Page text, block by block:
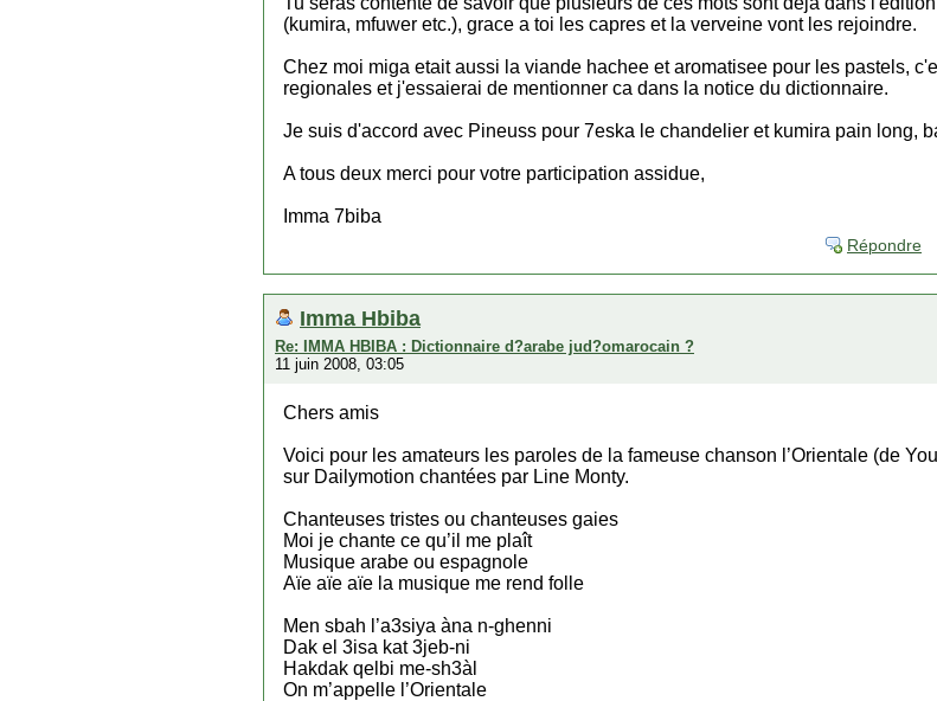
(kumira, mfuwer etc.), grace a toi les capres et la verveine vont les rejoindre.
Chez moi miga etait aussi la viande hachee et aromatisee pour les pastels,
regionales et j'essaierai de mentionner ca dans la notice du dictionnaire.
Je suis d'accord avec Pineuss pour 7eska le chandelier et kumira pain long,
A tous deux merci pour votre participation assidue,
Imma 7biba
Répondre
Imma Hbiba
Re: IMMA HBIBA : Dictionnaire d?arabe jud?omarocain ?
11 juin 2008, 03:05
Chers amis
Voici pour les amateurs les paroles de la fameuse chanson l’Orientale (de
sur Dailymotion chantées par Line Monty.
Chanteuses tristes ou chanteuses gaies
Moi je chante ce qu’il me plaît
Musique arabe ou espagnole
Aïe aïe aïe la musique me rend folle
Men sbah l’a3siya àna n-ghenni
Dak el 3isa kat 3jeb-ni
Hakdak qelbi me-sh3àl
On m’appelle l’Orientale